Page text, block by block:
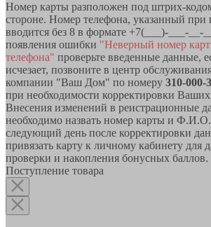
Номер карты разположен под штрих-
стороне. Номер телефона, указанный при
вводится без 8 в формате +7(___)-___-__-
появления ошибки "Неверный номер
телефона" проверьте введенные данные,
исчезает, позвоните в центр
компании "Ваш Дом" по номеру 310-000-3
при необходимости корректировки
Внесения изменений в реистрационные
необходимо назвать номер карты и
следующий день после корректировки
привязать карту к личному кабинету для
проверки и накопления бонусных баллов.
Поступление товара